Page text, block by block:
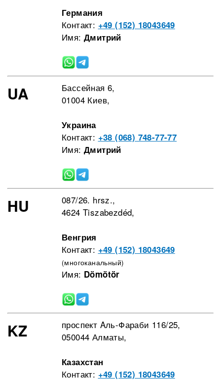
Германия
Контакт: +49 (152) 18043649
Имя: Дмитрий
UA
Бассейная 6,
01004 Киев,
Украина
Контакт: +38 (068) 748-77-77
Имя: Дмитрий
HU
087/26. hrsz.,
4624 Tiszabezdéd,
Венгрия
Контакт: +49 (152) 18043649
(многоканальный)
Имя: Dömötör
KZ
проспект Aль-Фараби 116/25,
050044 Алматы,
Казахстан
Контакт: +49 (152) 18043649